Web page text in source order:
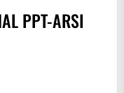
PPT-ARSI